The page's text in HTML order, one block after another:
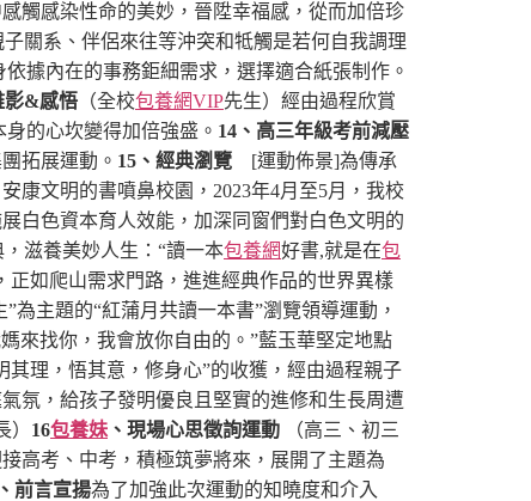
觸感染性命的美妙，晉陞幸福感，從而加倍珍
關系、伴侶來往等沖突和牴觸是若何自我調理
據內在的事務鉅細需求，選擇適合紙張制作。
影&感悟 （全校包養網VIP先生） 經由過程欣賞
的心坎變得加倍強盛。 14、高三年級考前減壓
拓展運動。 15、經典瀏覽 [運動佈景]為傳承
康文明的書噴鼻校園，2023年4月至5月，我校
白色資本育人效能，加深同窗們對白色文明的
滋養美妙人生：“讀一本包養網好書,就是在包
如爬山需求門路，進進經典作品的世界異樣
主題的“紅蒲月共讀一本書”瀏覽領導運動，
來找你，我會放你自由的。”藍玉華堅定地點
理，悟其意，修身心”的收獲，經由過程親子
氛，給孩子發明優良且堅實的進修和生長周遭
16包養妹 、現場心思徵詢運動
（高三、初三
高考、中考，積極筑夢將來，展開了主題為
前言宣揚為了加強此次運動的知曉度和介入